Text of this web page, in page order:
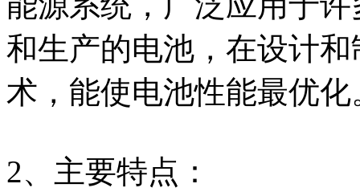
和生产的电池，在设计
术，能使电池性能最优化
2、主要特点：